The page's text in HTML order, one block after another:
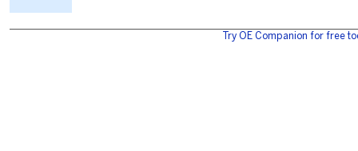
Try OE Companion for free